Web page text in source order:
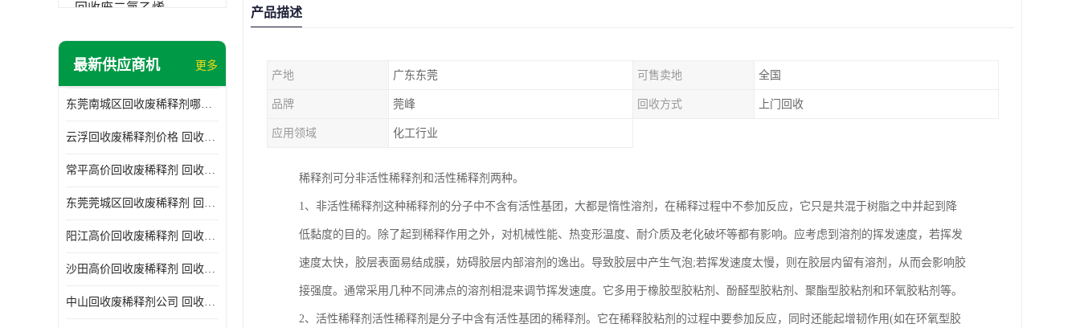
回收废二氯乙烯
回收废清洗剂
回收废三氯乙烯
回收废清洗液
最新供应商机 更多
东莞南城区回收废稀释剂哪家好 回收废清洗剂
云浮回收废稀释剂价格 回收废润滑油
常平高价回收废稀释剂 回收废碳氢清洗剂
东莞莞城区回收废稀释剂 回收废食用油
阳江高价回收废稀释剂 回收废二氯甲烷
沙田高价回收废稀释剂 回收废机油
中山回收废稀释剂公司 回收废切削油
产品描述
产地 广东东莞 可售卖地 全国
品牌 莞峰 回收方式 上门回收
应用领域 化工行业
稀释剂可分非活性稀释剂和活性稀释剂两种。
1、非活性稀释剂这种稀释剂的分子中不含有活性基团，大都是惰性溶剂，在稀释过程中不参加反应，它只是共混于树脂之中并起到降
低黏度的目的。除了起到稀释作用之外，对机械性能、热变形温度、耐介质及老化破坏等都有影响。应考虑到溶剂的挥发速度，若挥发
速度太快，胶层表面易结成膜，妨碍胶层内部溶剂的逸出。导致胶层中产生气泡;若挥发速度太慢，则在胶层内留有溶剂，从而会影响胶
接强度。通常采用几种不同沸点的溶剂相混来调节挥发速度。它多用于橡胶型胶粘剂、酚醛型胶粘剂、聚酯型胶粘剂和环氧胶粘剂等。
2、活性稀释剂活性稀释剂是分子中含有活性基团的稀释剂。它在稀释胶粘剂的过程中要参加反应，同时还能起增韧作用(如在环氧型胶